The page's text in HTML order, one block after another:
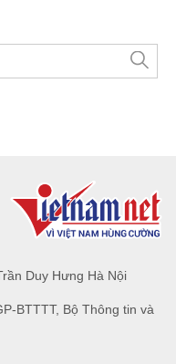
Duy Hưng Hà Nội
BTTTT, Bộ Thông tin và